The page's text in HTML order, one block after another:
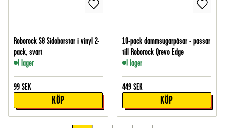
Roborock S8 Sidoborstar i vinyl 2-
pack, svart
I lager
99 SEK
KÖP
10-pack dammsugarpåsar - passar
till Roborock Qrevo Edge
I lager
449 SEK
KÖP